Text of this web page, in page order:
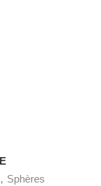
, Sphères